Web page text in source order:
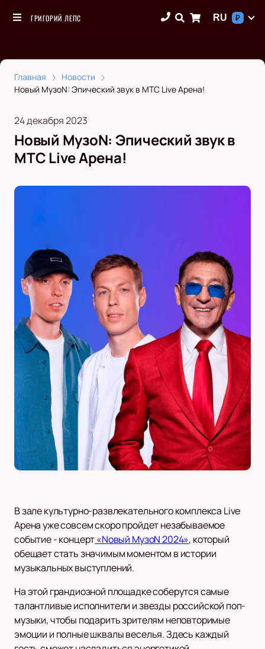
ГРИГОРИЙ ЛЕПС RU ₽
Главная
Новости
Новый МузоN: Эпический звук в МТС Live Арена!
24 декабря 2023
Новый МузоN: Эпический звук в
МТС Live Арена!
В зале культурно-развлекательного комплекса Live
Арена уже совсем скоро пройдет незабываемое
событие - концерт«Nовый МузоN 2024», который
обещает стать значимым моментом в истории
музыкальных выступлений.
На этой грандиозной площадке соберутся самые
талантливые исполнители и звезды российской поп-
музыки, чтобы подарить зрителям неповторимые
эмоции и полные шквалы веселья. Здесь каждый